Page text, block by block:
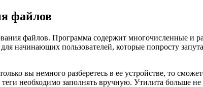
файлов
файлов. Программа содержит многочисленные и
начинающих пользователей, которые попросту
вы немного разберетесь в ее устройстве, то
необходимо заполнять вручную. Утилита больше не